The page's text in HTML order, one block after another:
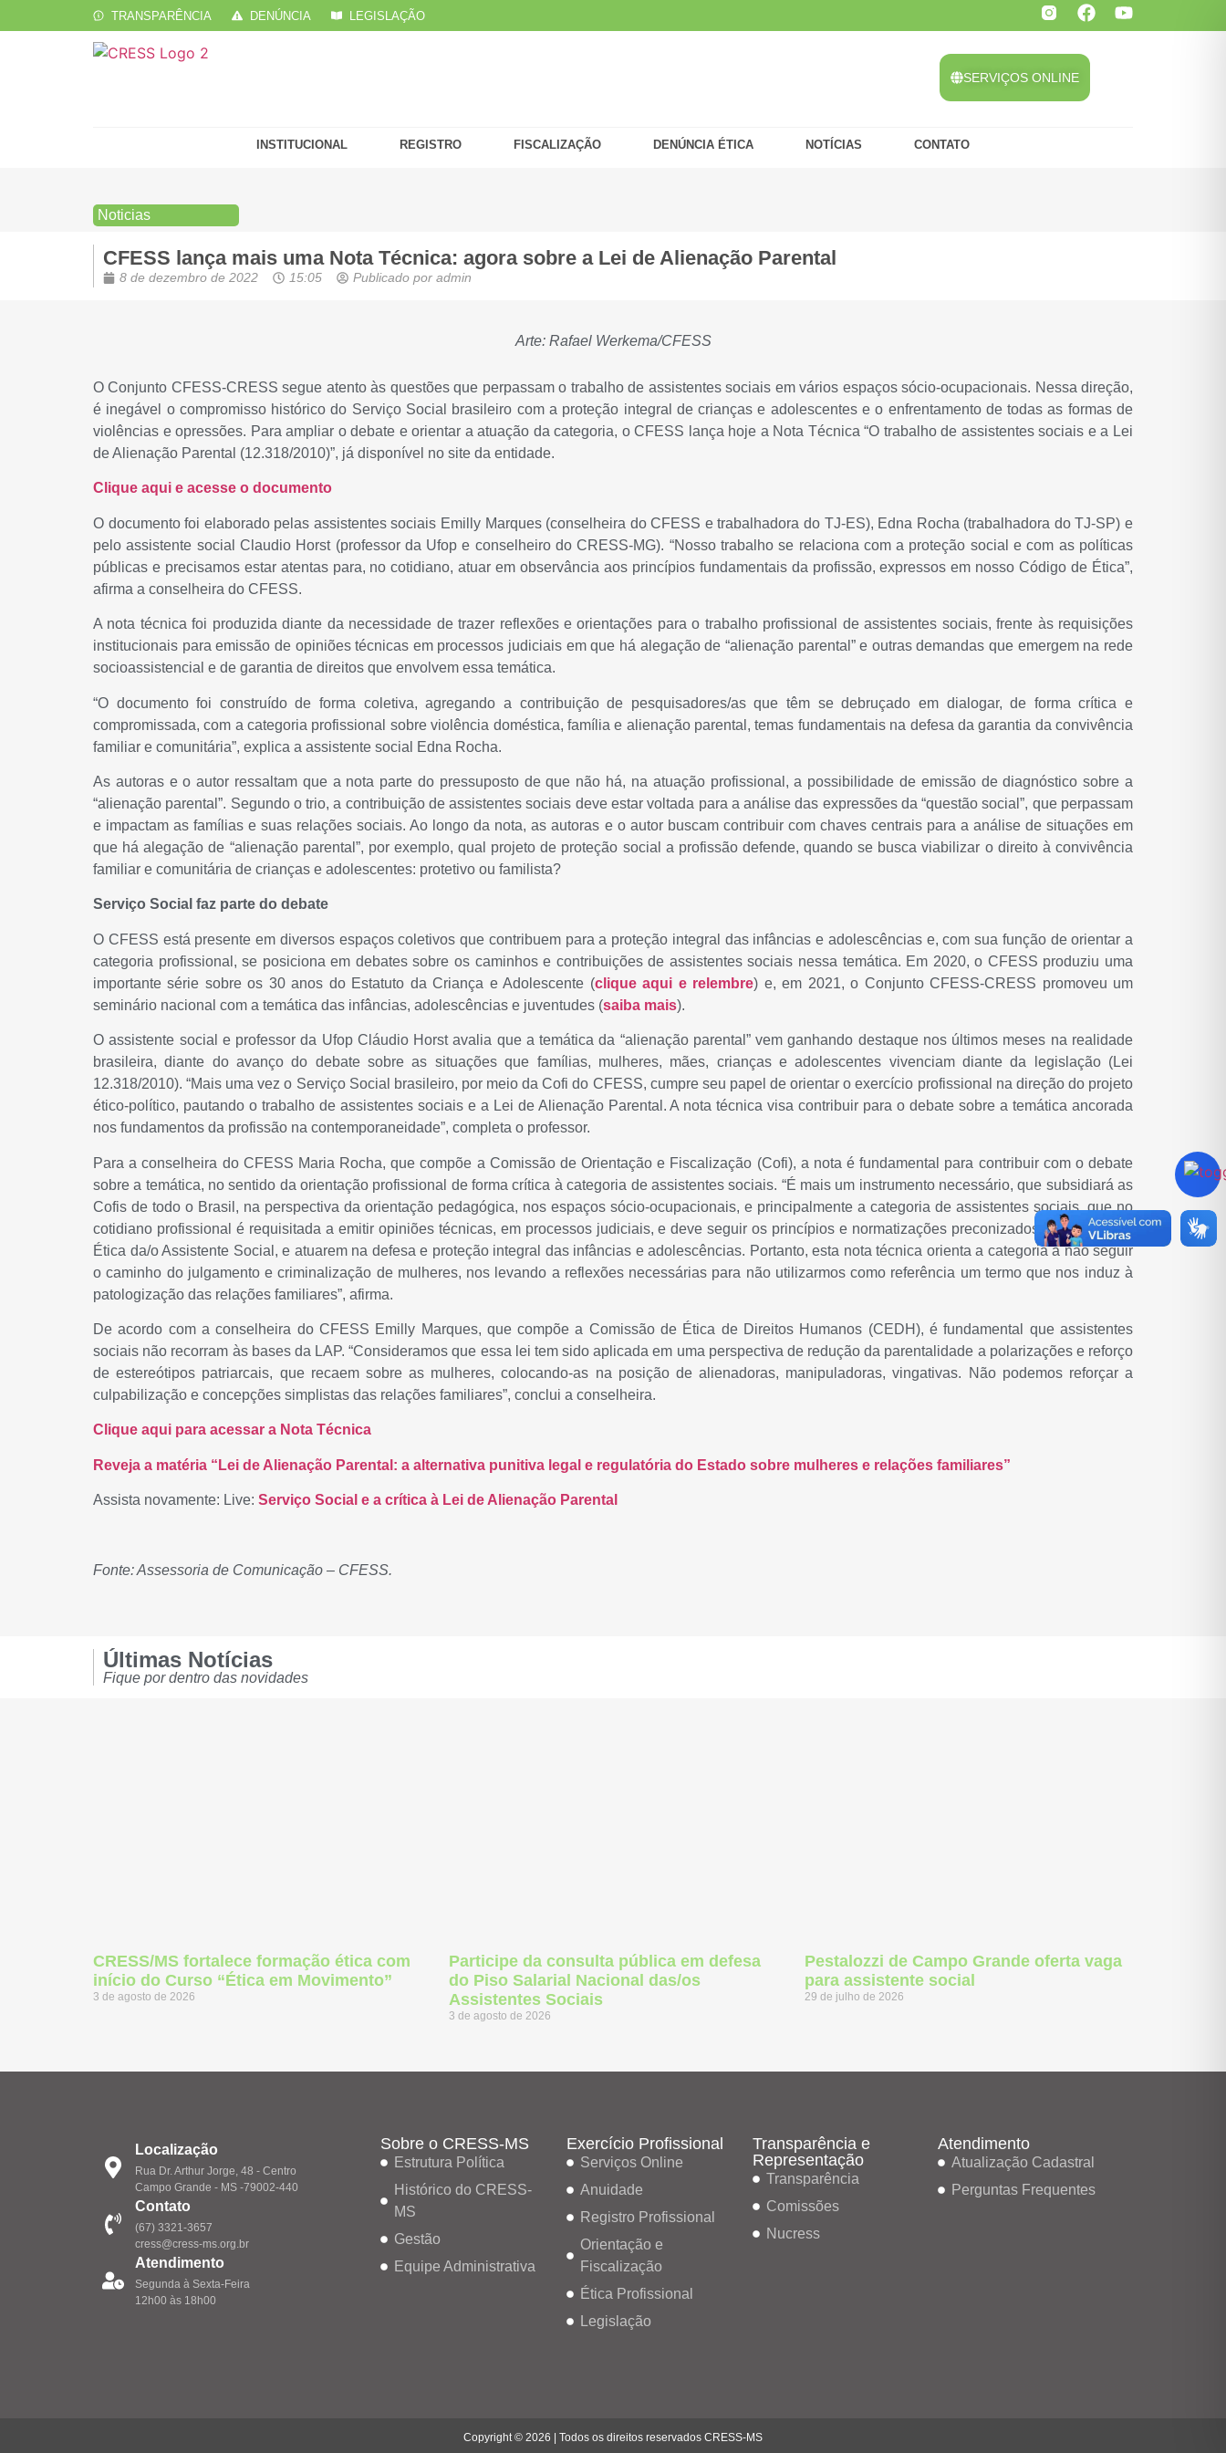
TRANSPARÊNCIA DENÚNCIA LEGISLAÇÃO
SERVIÇOS ONLINE
INSTITUCIONAL REGISTRO FISCALIZAÇÃO DENÚNCIA ÉTICA NOTÍCIAS CONTATO
Noticias
CFESS lança mais uma Nota Técnica: agora sobre a Lei de Alienação Parental
8 de dezembro de 2022 15:05 Publicado por admin
Arte: Rafael Werkema/CFESS
O Conjunto CFESS-CRESS segue atento às questões que perpassam o trabalho de assistentes sociais em vários espaços sócio-ocupacionais. Nessa direção,
é inegável o compromisso histórico do Serviço Social brasileiro com a proteção integral de crianças e adolescentes e o enfrentamento de todas as formas de
violências e opressões. Para ampliar o debate e orientar a atuação da categoria, o CFESS lança hoje a Nota Técnica “O trabalho de assistentes sociais e a Lei
de Alienação Parental (12.318/2010)”, já disponível no site da entidade.
Clique aqui e acesse o documento
O documento foi elaborado pelas assistentes sociais Emilly Marques (conselheira do CFESS e trabalhadora do TJ-ES), Edna Rocha (trabalhadora do TJ-SP) e
pelo assistente social Claudio Horst (professor da Ufop e conselheiro do CRESS-MG). “Nosso trabalho se relaciona com a proteção social e com as políticas
públicas e precisamos estar atentas para, no cotidiano, atuar em observância aos princípios fundamentais da profissão, expressos em nosso Código de Ética”,
afirma a conselheira do CFESS.
A nota técnica foi produzida diante da necessidade de trazer reflexões e orientações para o trabalho profissional de assistentes sociais, frente às requisições
institucionais para emissão de opiniões técnicas em processos judiciais em que há alegação de “alienação parental” e outras demandas que emergem na rede
socioassistencial e de garantia de direitos que envolvem essa temática.
“O documento foi construído de forma coletiva, agregando a contribuição de pesquisadores/as que têm se debruçado em dialogar, de forma crítica e
compromissada, com a categoria profissional sobre violência doméstica, família e alienação parental, temas fundamentais na defesa da garantia da convivência
familiar e comunitária”, explica a assistente social Edna Rocha.
As autoras e o autor ressaltam que a nota parte do pressuposto de que não há, na atuação profissional, a possibilidade de emissão de diagnóstico sobre a
“alienação parental”. Segundo o trio, a contribuição de assistentes sociais deve estar voltada para a análise das expressões da “questão social”, que perpassam
e impactam as famílias e suas relações sociais. Ao longo da nota, as autoras e o autor buscam contribuir com chaves centrais para a análise de situações em
que há alegação de “alienação parental”, por exemplo, qual projeto de proteção social a profissão defende, quando se busca viabilizar o direito à convivência
familiar e comunitária de crianças e adolescentes: protetivo ou familista?
Serviço Social faz parte do debate
O CFESS está presente em diversos espaços coletivos que contribuem para a proteção integral das infâncias e adolescências e, com sua função de orientar a
categoria profissional, se posiciona em debates sobre os caminhos e contribuições de assistentes sociais nessa temática. Em 2020, o CFESS produziu uma
importante série sobre os 30 anos do Estatuto da Criança e Adolescente (clique aqui e relembre) e, em 2021, o Conjunto CFESS-CRESS promoveu um
seminário nacional com a temática das infâncias, adolescências e juventudes (saiba mais).
O assistente social e professor da Ufop Cláudio Horst avalia que a temática da “alienação parental” vem ganhando destaque nos últimos meses na realidade
brasileira, diante do avanço do debate sobre as situações que famílias, mulheres, mães, crianças e adolescentes vivenciam diante da legislação (Lei
12.318/2010). “Mais uma vez o Serviço Social brasileiro, por meio da Cofi do CFESS, cumpre seu papel de orientar o exercício profissional na direção do projeto
ético-político, pautando o trabalho de assistentes sociais e a Lei de Alienação Parental. A nota técnica visa contribuir para o debate sobre a temática ancorada
nos fundamentos da profissão na contemporaneidade”, completa o professor.
Para a conselheira do CFESS Maria Rocha, que compõe a Comissão de Orientação e Fiscalização (Cofi), a nota é fundamental para contribuir com o debate
sobre a temática, no sentido da orientação profissional de forma crítica à categoria de assistentes sociais. “É mais um instrumento necessário, que subsidiará as
Cofis de todo o Brasil, na perspectiva da orientação pedagógica, nos espaços sócio-ocupacionais, e principalmente a categoria de assistentes sociais, que no
cotidiano profissional é requisitada a emitir opiniões técnicas, em processos judiciais, e deve seguir os princípios e normatizações preconizados no Código de
Ética da/o Assistente Social, e atuarem na defesa e proteção integral das infâncias e adolescências. Portanto, esta nota técnica orienta a categoria a não seguir
o caminho do julgamento e criminalização de mulheres, nos levando a reflexões necessárias para não utilizarmos como referência um termo que nos induz à
patologização das relações familiares”, afirma.
De acordo com a conselheira do CFESS Emilly Marques, que compõe a Comissão de Ética de Direitos Humanos (CEDH), é fundamental que assistentes
sociais não recorram às bases da LAP. “Consideramos que essa lei tem sido aplicada em uma perspectiva de redução da parentalidade a polarizações e reforço
de estereótipos patriarcais, que recaem sobre as mulheres, colocando-as na posição de alienadoras, manipuladoras, vingativas. Não podemos reforçar a
culpabilização e concepções simplistas das relações familiares”, conclui a conselheira.
Clique aqui para acessar a Nota Técnica
Reveja a matéria “Lei de Alienação Parental: a alternativa punitiva legal e regulatória do Estado sobre mulheres e relações familiares”
Assista novamente: Live: Serviço Social e a crítica à Lei de Alienação Parental
Fonte: Assessoria de Comunicação – CFESS.
Últimas Notícias
Fique por dentro das novidades
CRESS/MS fortalece formação ética com
início do Curso “Ética em Movimento”
3 de agosto de 2026
Participe da consulta pública em defesa
do Piso Salarial Nacional das/os
Assistentes Sociais
3 de agosto de 2026
Pestalozzi de Campo Grande oferta vaga
para assistente social
29 de julho de 2026
Localização
Rua Dr. Arthur Jorge, 48 - Centro
Campo Grande - MS -79002-440
Contato
(67) 3321-3657
cress@cress-ms.org.br
Atendimento
Segunda à Sexta-Feira
12h00 às 18h00
Sobre o CRESS-MS
Estrutura Política
Histórico do CRESS-
MS
Gestão
Equipe Administrativa
Exercício Profissional
Serviços Online
Anuidade
Registro Profissional
Orientação e
Fiscalização
Ética Profissional
Legislação
Transparência e
Representação
Transparência
Comissões
Nucress
Atendimento
Atualização Cadastral
Perguntas Frequentes
Copyright © 2026 | Todos os direitos reservados CRESS-MS